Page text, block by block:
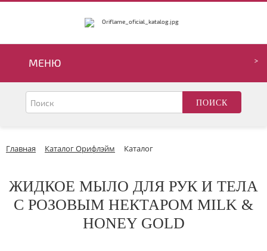
МЕНЮ
Главная Каталог Орифлэйм Каталог
ЖИДКОЕ МЫЛО ДЛЯ РУК И ТЕЛА
С РОЗОВЫМ НЕКТАРОМ MILK &
HONEY GOLD